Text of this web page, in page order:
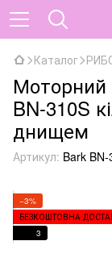
Каталог
Моторний
BN-310S
днищем
Артикул: Bark
−3%
БЕЗКОШТОВНА
3